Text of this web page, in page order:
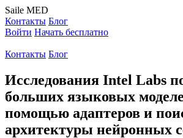
Saile MED
Контакты Блог
Войти Начать бесплатно
Контакты Блог
Исследования Intel Labs
больших языковых
помощью адаптеров и
архитектуры нейронных